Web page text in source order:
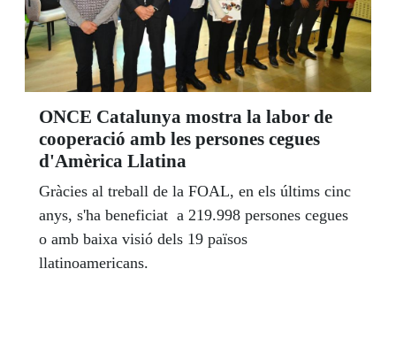
ONCE Catalunya mostra la labor de
cooperació amb les persones cegues
d'Amèrica Llatina
Gràcies al treball de la FOAL, en els últims cinc
anys, s'ha beneficiat a 219.998 persones cegues
o amb baixa visió dels 19 països
llatinoamericans.